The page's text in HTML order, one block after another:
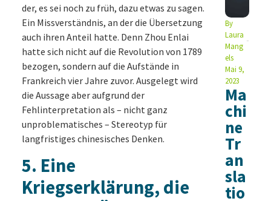
der, es sei noch zu früh, dazu etwas zu sagen.
Ein Missverständnis, an der die Übersetzung
auch ihren Anteil hatte. Denn Zhou Enlai
hatte sich nicht auf die Revolution von 1789
bezogen, sondern auf die Aufstände in
Frankreich vier Jahre zuvor. Ausgelegt wird
die Aussage aber aufgrund der
Fehlinterpretation als – nicht ganz
unproblematisches – Stereotyp für
langfristiges chinesisches Denken.
5. Eine
Kriegserklärung, die
By
Laura
Mang
els
Mai 9,
2023
Ma
chi
ne
Tr
an
sla
tio